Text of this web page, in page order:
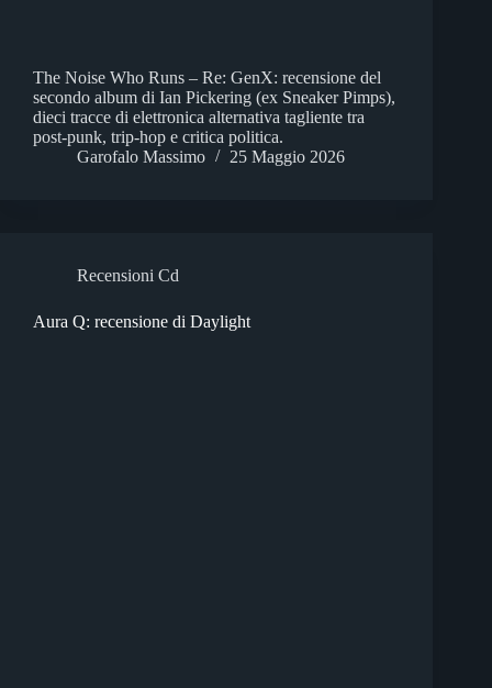
The Noise Who Runs – Re: GenX: recensione del
secondo album di Ian Pickering (ex Sneaker Pimps),
dieci tracce di elettronica alternativa tagliente tra
post-punk, trip-hop e critica politica.
Garofalo Massimo
25 Maggio 2026
Recensioni Cd
Aura Q: recensione di Daylight